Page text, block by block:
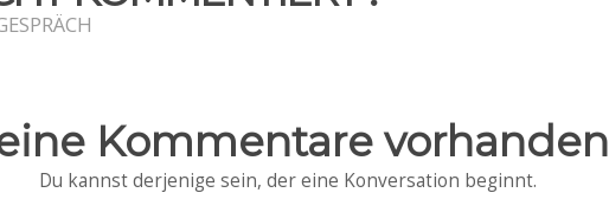
Kommentare vorhanden
Du kannst derjenige sein, der eine Konversation beginnt.